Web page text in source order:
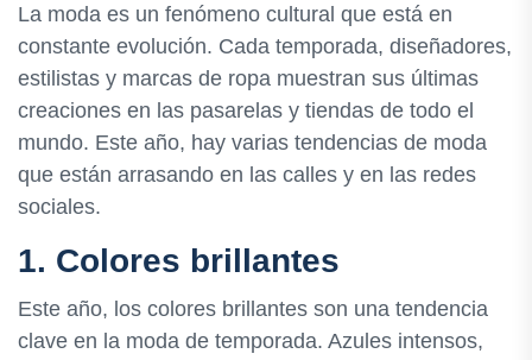
La moda es un fenómeno cultural que está en
constante evolución. Cada temporada, diseñadores,
estilistas y marcas de ropa muestran sus últimas
creaciones en las pasarelas y tiendas de todo el
mundo. Este año, hay varias tendencias de moda
que están arrasando en las calles y en las redes
sociales.
1. Colores brillantes
Este año, los colores brillantes son una tendencia
clave en la moda de temporada. Azules intensos,